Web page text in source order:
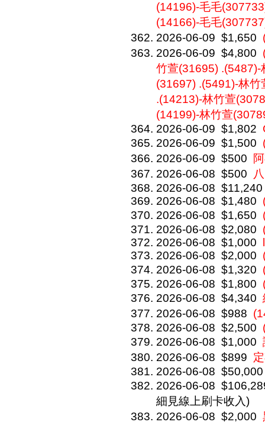
(14196)-毛毛
(14166)-毛毛
2026-06-09 $1,650
2026-06-09 $4,800
竹萱(31695)
(31697) .(5491)-林
.(14213)-林竹萱
(14199)-林竹萱
2026-06-09 $1,802
2026-06-09 $1,500
2026-06-09 $500
2026-06-08 $500
2026-06-08 $11,240
2026-06-08 $1,480
2026-06-08 $1,650
2026-06-08 $2,080
2026-06-08 $1,000
2026-06-08 $2,000
2026-06-08 $1,320
2026-06-08 $1,800
2026-06-08 $4,340
2026-06-08 $988
2026-06-08 $2,500
2026-06-08 $1,000
2026-06-08 $899
2026-06-08 $50,000
2026-06-08
細見線上刷卡收入)
2026-06-08 $2,000